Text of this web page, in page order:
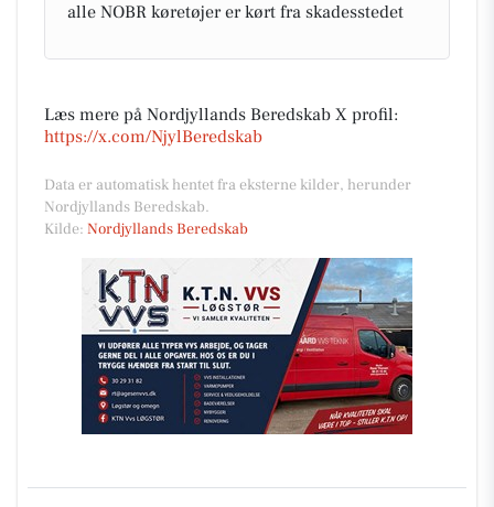
alle NOBR køretøjer er kørt fra skadesstedet
Læs mere på Nordjyllands Beredskab X profil:
https://x.com/NjylBeredskab
Data er automatisk hentet fra eksterne kilder, herunder
Nordjyllands Beredskab.
Kilde: Nordjyllands Beredskab